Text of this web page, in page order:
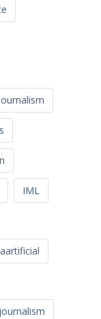
IML
journalism